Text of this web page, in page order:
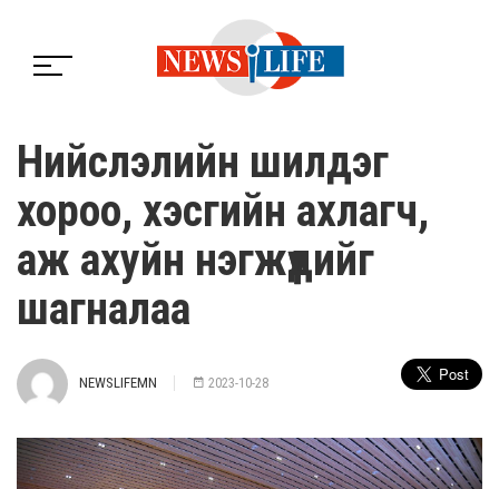
Нийслэлийн шилдэг
хороо, хэсгийн ахлагч,
аж ахуйн нэгжүүдийг
шагналаа
NEWSLIFEMN 2023-10-28